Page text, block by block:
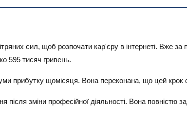
сил, щоб розпочати кар'єру в інтернеті. Вже
595 тисяч гривень.
прибутку щомісяця. Вона переконана, що цей крок
після зміни професійної діяльності. Вона